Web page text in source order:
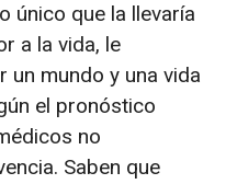
único que la llevaría
a la vida, le
un mundo y una vida
el pronóstico
no
Saben que